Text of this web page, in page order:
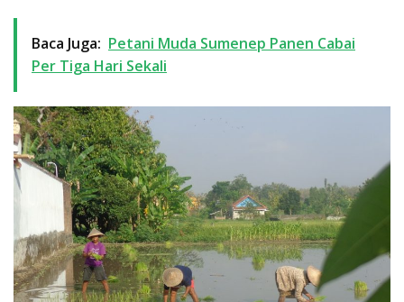
Baca Juga: Petani Muda Sumenep Panen Cabai
Per Tiga Hari Sekali